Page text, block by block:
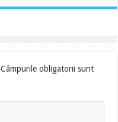
Câmpurile obligatorii sunt